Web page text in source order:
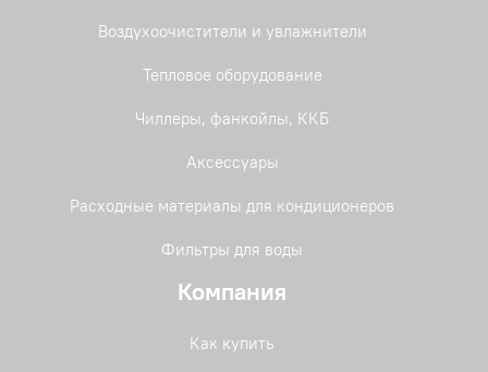
Воздухоочистители и увлажнители
Тепловое оборудование
Чиллеры, фанкойлы, ККБ
Аксессуары
Расходные материалы для кондиционеров
Фильтры для воды
Компания
Как купить